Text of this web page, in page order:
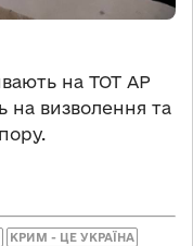
на ТОТ АР
на визволення та
КРИМ - ЦЕ УКРАЇНА